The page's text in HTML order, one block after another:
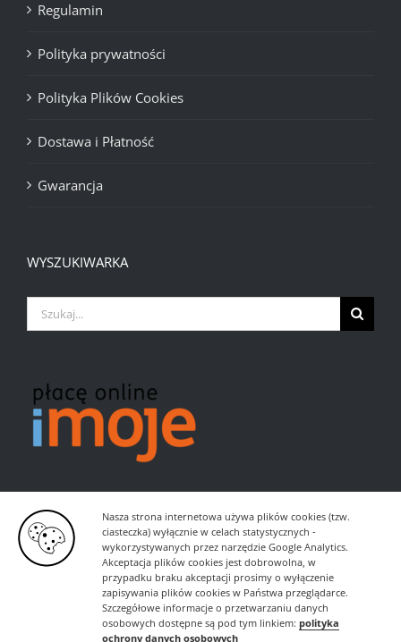
Nasza strona internetowa używa plików cookies (tzw.
ciasteczka) wyłącznie w celach statystycznych -
wykorzystywanych przez narzędzie Google Analytics.
Akceptacja plików cookies jest dobrowolna, w
przypadku braku akceptacji prosimy o wyłączenie
zapisywania plików cookies w Państwa przeglądarce.
Szczegółowe informacje o przetwarzaniu danych
osobowych dostępne są pod tym linkiem: polityka
ochrony danych osobowych
Regulamin
Polityka prywatności
Polityka Plików Cookies
Dostawa i Płatność
Gwarancja
WYSZUKIWARKA
Szukaj